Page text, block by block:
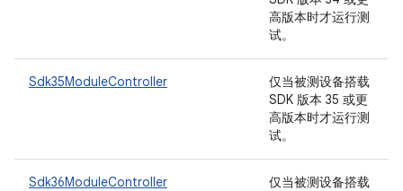
高版本时才运行测
试。
Sdk35ModuleController
仅当被测设备搭载
SDK 版本 35 或更
高版本时才运行测
试。
Sdk36ModuleController
仅当被测设备搭载